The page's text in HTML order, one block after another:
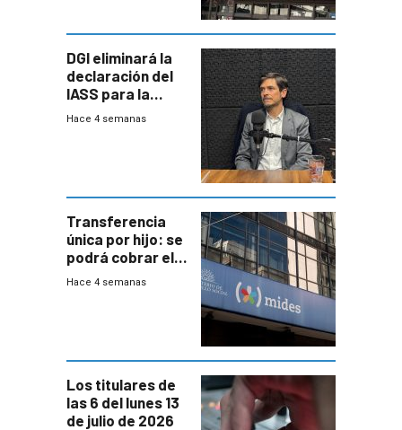
DGI eliminará la
declaración del
IASS para la
mayoría de los
Hace 4 semanas
Transferencia
única por hijo: se
podrá cobrar el
100% en efectivo
Hace 4 semanas
Los titulares de
las 6 del lunes 13
de julio de 2026